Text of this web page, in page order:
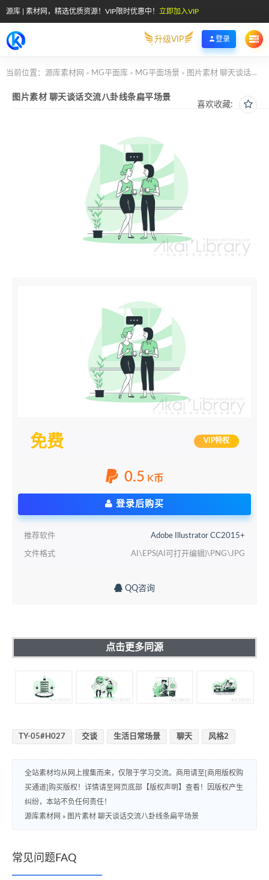
源库 | 素材网，精选优质资源！VIP限时优惠中！ 立即加入VIP
升级VIP 登录
当前位置： 源库素材网 > MG平面库 > MG平面场景 > 图片素材 聊天谈话交流八卦线条扁平场景
喜欢收藏:
图片素材 聊天谈话交流八卦线条扁平场景
免费 VIP特权
0.5 K币
登录后购买
推荐软件 Adobe Illustrator CC2015+
文件格式 AI\EPS(AI可打开编辑)\PNG\JPG
QQ咨询
点击更多同源
TY-05#H027 交谈 生活日常场景 聊天 风格2
全站素材均从网上搜集而来，仅限于学习交流。商用请至[商用版权购
买通道]购买版权！详情请至网页底部【版权声明】查看！因版权产生
纠纷，本站不负任何责任！
源库素材网 » 图片素材 聊天谈话交流八卦线条扁平场景
常见问题FAQ